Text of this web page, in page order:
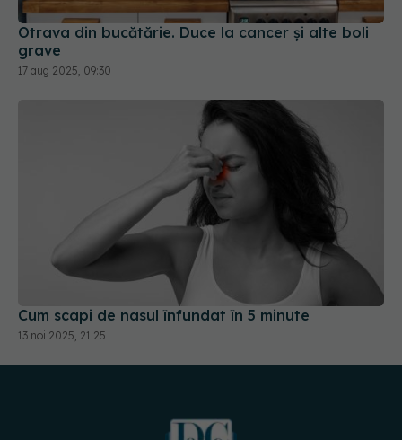
Otrava din bucătărie. Duce la cancer și alte boli
grave
17 aug 2025, 09:30
Cum scapi de nasul înfundat în 5 minute
13 noi 2025, 21:25